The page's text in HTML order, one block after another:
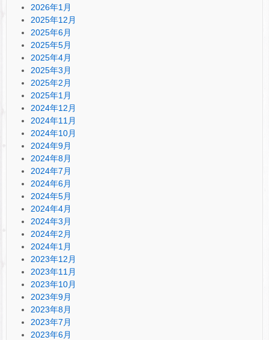
2026年1月
2025年12月
2025年6月
2025年5月
2025年4月
2025年3月
2025年2月
2025年1月
2024年12月
2024年11月
2024年10月
2024年9月
2024年8月
2024年7月
2024年6月
2024年5月
2024年4月
2024年3月
2024年2月
2024年1月
2023年12月
2023年11月
2023年10月
2023年9月
2023年8月
2023年7月
2023年6月